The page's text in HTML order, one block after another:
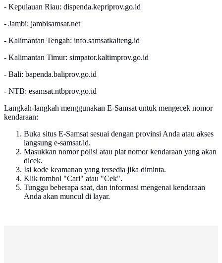
- Kepulauan Riau: dispenda.kepriprov.go.id
- Jambi: jambisamsat.net
- Kalimantan Tengah: info.samsatkalteng.id
- Kalimantan Timur: simpator.kaltimprov.go.id
- Bali: bapenda.baliprov.go.id
- NTB: esamsat.ntbprov.go.id
Langkah-langkah menggunakan E-Samsat untuk mengecek nomor
kendaraan:
Buka situs E-Samsat sesuai dengan provinsi Anda atau akses
langsung e-samsat.id.
Masukkan nomor polisi atau plat nomor kendaraan yang akan
dicek.
Isi kode keamanan yang tersedia jika diminta.
Klik tombol "Cari" atau "Cek".
Tunggu beberapa saat, dan informasi mengenai kendaraan
Anda akan muncul di layar.